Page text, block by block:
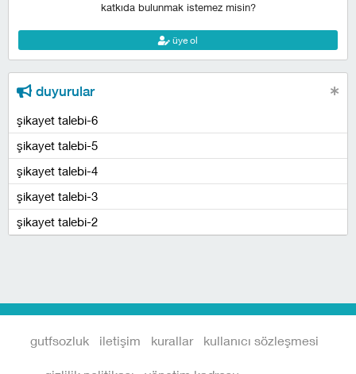
katkıda bulunmak istemez misin?
üye ol
duyurular
şikayet talebi-6
şikayet talebi-5
şikayet talebi-4
şikayet talebi-3
şikayet talebi-2
gutfsozluk iletişim kurallar kullanıcı sözleşmesi